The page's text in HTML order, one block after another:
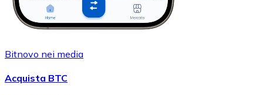
Bitnovo nei media
Acquista BTC